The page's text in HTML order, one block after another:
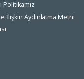
Politikamız
İlişkin Aydınlatma Metni